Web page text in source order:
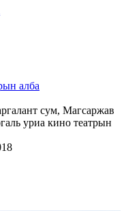
алба
сум, Магсаржав
уриа кино театрын